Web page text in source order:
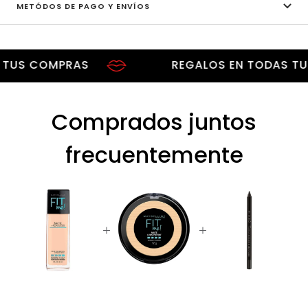
METÓDOS DE PAGO Y ENVÍOS
REGALOS EN TODAS TUS
Comprados juntos
frecuentemente